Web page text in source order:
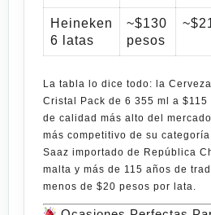
Heineken
6 latas
~$130
pesos
La tabla lo dice todo: la
Cristal Pack de 6 355 ml a $115
de calidad más alto del
más competitivo de su
Saaz importado de República
malta y más de 115 años de
menos de $20 pesos por lata.